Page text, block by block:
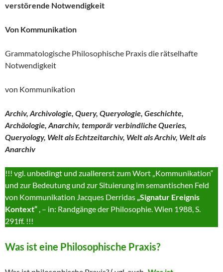
verstörende Notwendigkeit
Von Kommunikation
Grammatologische Philosophische Praxis die rätselhafte
Notwendigkeit
von Kommunikation
Archiv, Archivologie, Query, Queryologie, Geschichte,
Archäologie, Anarchiv, temporär verbindliche Queries,
Queryology, Welt als Echtzeitarchiv, Welt als Archiv, Welt als
Anarchiv
!!! vgl. unbedingt und zuallererst zum Wort „Kommunikation“
und zur Bedeutung und zur Situierung im semantischen Feld
von Kommunikation Jacques Derridas „Signatur Ereignis
Kontext“ , – in: Randgänge der Philosophie. Wien 1988, S.
291ff. !!!
Was ist eine Philosophische Praxis?